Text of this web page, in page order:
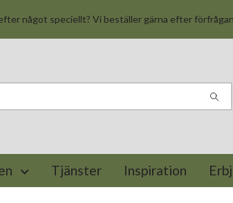
något speciellt? Vi beställer gärna efter
Tjänster Inspiration